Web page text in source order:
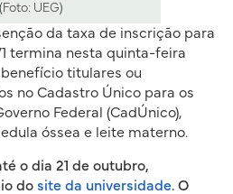
(Foto: UEG)
da taxa de inscrição para
termina nesta quinta-feira
titulares ou
no Cadastro Único para os
Federal (CadÚnico),
óssea e leite materno.
o dia 21 de outubro,
do site da universidade. O